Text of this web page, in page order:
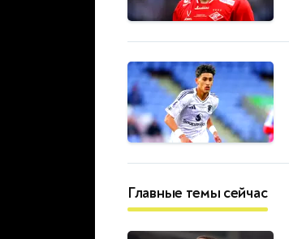
Главные темы сейчас